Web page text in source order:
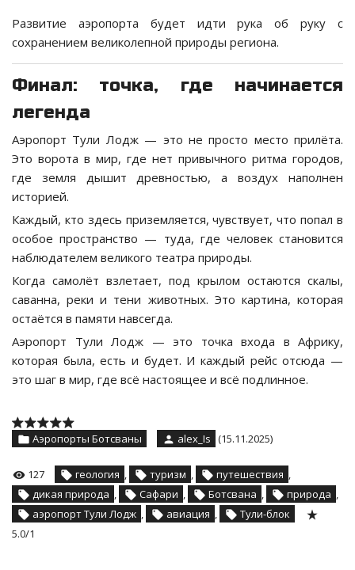
Развитие аэропорта будет идти рука об руку с
сохранением великолепной природы региона.
Финал: точка, где начинается
легенда
Аэропорт Тули Лодж — это не просто место прилёта.
Это ворота в мир, где нет привычного ритма городов,
где земля дышит древностью, а воздух наполнен
историей.
Каждый, кто здесь приземляется, чувствует, что попал в
особое пространство — туда, где человек становится
наблюдателем великого театра природы.
Когда самолёт взлетает, под крылом остаются скалы,
саванна, реки и тени животных. Это картина, которая
остаётся в памяти навсегда.
Аэропорт Тули Лодж — это точка входа в Африку,
которая была, есть и будет. И каждый рейс отсюда —
это шаг в мир, где всё настоящее и всё подлинное.
Аэропорты Ботсваны alex_Is (15.11.2025)
127 геология , туризм , путешествия ,
дикая природа , Сафари , Ботсвана , природа ,
аэропорт Тули Лодж , авиация ,
Тули-блок
5.0/1